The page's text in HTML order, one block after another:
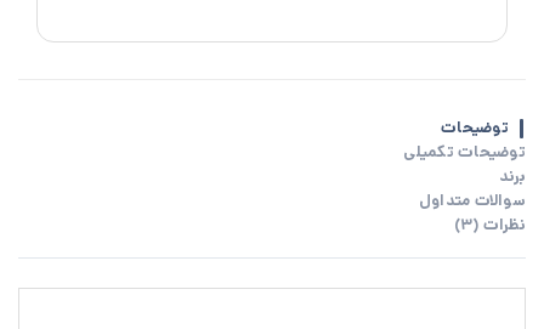
توضیحات
توضیحات تکمیلی
برند
سوالات متداول
نظرات (3)